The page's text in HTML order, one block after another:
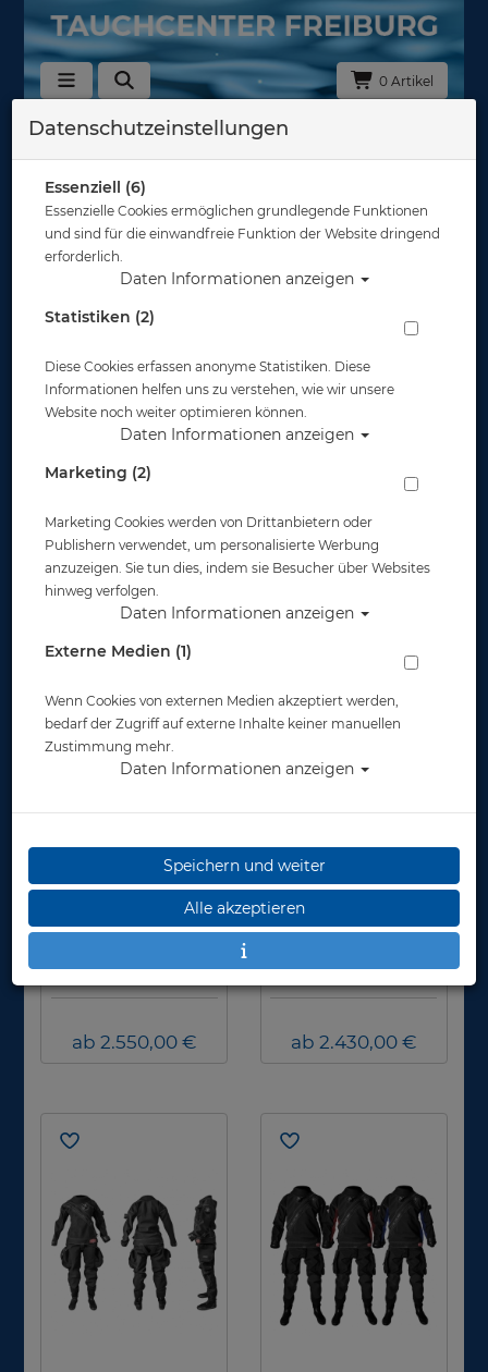
0 Artikel
Santi Trockentauchanzüge
Trockentauchanzug
ENDURO - Herren
ab 2.440,00 €
Trockentauchanzug
E.SPACE - Herren
E.SPACE SE - Herren
ab 2.550,00 €
E.MOTION - Herren
ab 2.430,00 €
Datenschutzeinstellungen
Essenziell (6)
Essenzielle Cookies ermöglichen grundlegende Funktionen
und sind für die einwandfreie Funktion der Website dringend
erforderlich.
Daten Informationen anzeigen
Statistiken (2)
Diese Cookies erfassen anonyme Statistiken. Diese
Informationen helfen uns zu verstehen, wie wir unsere
Website noch weiter optimieren können.
Daten Informationen anzeigen
Marketing (2)
Marketing Cookies werden von Drittanbietern oder
Publishern verwendet, um personalisierte Werbung
anzuzeigen. Sie tun dies, indem sie Besucher über Websites
hinweg verfolgen.
Daten Informationen anzeigen
Externe Medien (1)
Wenn Cookies von externen Medien akzeptiert werden,
bedarf der Zugriff auf externe Inhalte keiner manuellen
Zustimmung mehr.
Daten Informationen anzeigen
Speichern und weiter
Alle akzeptieren